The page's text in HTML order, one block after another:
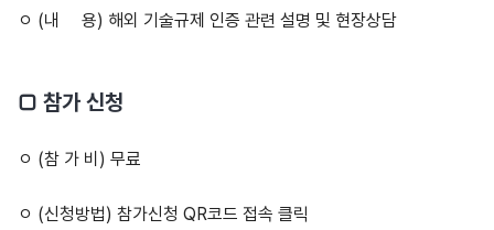
ㅇ (내 용) 해외 기술규제 인증 관련 설명 및 현장상담
□ 참가 신청
ㅇ (참 가 비) 무료
ㅇ (신청방법) 참가신청 QR코드 접속 클릭